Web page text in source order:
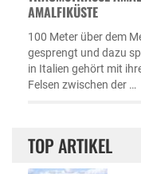
MALFIKÜSTE
100 Meter über dem
gesprengt und dazu
in Italien gehört mit
Felsen zwischen der …
TOP ARTIKEL